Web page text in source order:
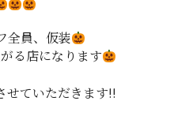
全員、仮装
る店になります
せていただきます!!